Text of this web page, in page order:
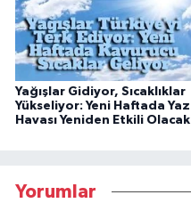
Yağışlar Gidiyor, Sıcaklıklar
Yükseliyor: Yeni Haftada Yaz
Havası Yeniden Etkili Olacak
Yorumlar